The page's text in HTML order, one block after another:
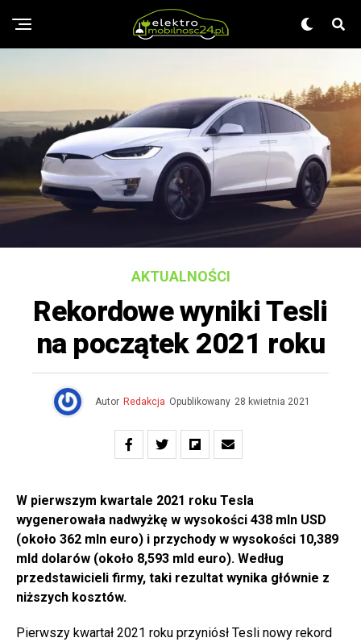
AKTUALNOŚCI
Rekordowe wyniki Tesli
na początek 2021 roku
Autor Redakcja Opublikowany 28 kwietnia 2021
W pierwszym kwartale 2021 roku Tesla
wygenerowała nadwyżkę w wysokości 438 mln USD
(około 362 mln euro) i przychody w wysokości 10,389
mld dolarów (około 8,593 mld euro). Według
przedstawicieli firmy, taki rezultat wynika głównie z
niższych kosztów.
Pierwszy kwartał 2021 roku przyniósł Tesli nowy rekord